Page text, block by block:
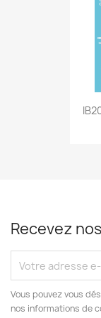
Recevez
Vous pouvez vous
nos informations de